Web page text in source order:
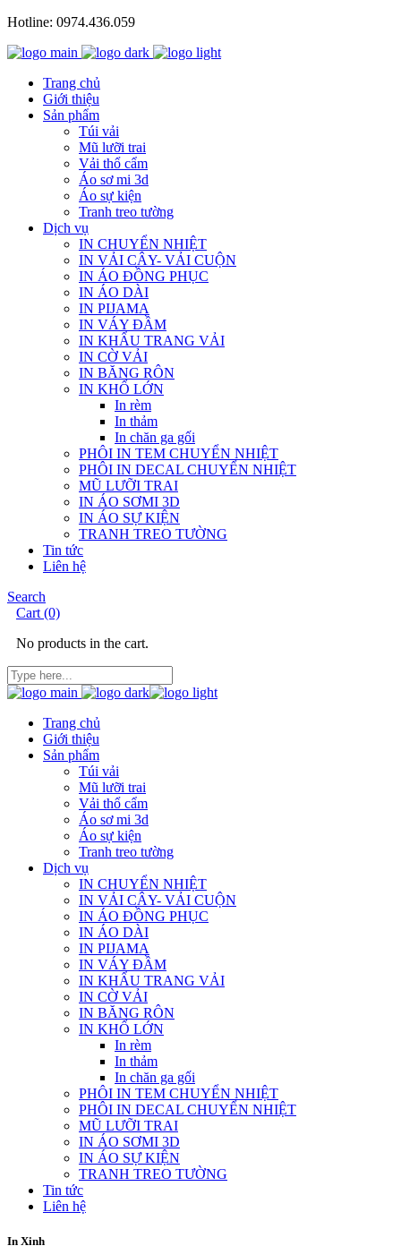
Hotline: 0974.436.059
Trang chủ
Giới thiệu
Sản phẩm
Túi vải
Mũ lưỡi trai
Vải thổ cẩm
Áo sơ mi 3d
Áo sự kiện
Tranh treo tường
Dịch vụ
IN CHUYỂN NHIỆT
IN VẢI CÂY- VẢI CUỘN
IN ÁO ĐỒNG PHỤC
IN ÁO DÀI
IN PIJAMA
IN VÁY ĐẦM
IN KHẨU TRANG VẢI
IN CỜ VẢI
IN BĂNG RÔN
IN KHỔ LỚN
In rèm
In thảm
In chăn ga gối
PHÔI IN TEM CHUYỂN NHIỆT
PHÔI IN DECAL CHUYỂN NHIỆT
MŨ LƯỠI TRAI
IN ÁO SƠMI 3D
IN ÁO SỰ KIỆN
TRANH TREO TƯỜNG
Tin tức
Liên hệ
Search
Cart (0)
No products in the cart.
Trang chủ
Giới thiệu
Sản phẩm
Túi vải
Mũ lưỡi trai
Vải thổ cẩm
Áo sơ mi 3d
Áo sự kiện
Tranh treo tường
Dịch vụ
IN CHUYỂN NHIỆT
IN VẢI CÂY- VẢI CUỘN
IN ÁO ĐỒNG PHỤC
IN ÁO DÀI
IN PIJAMA
IN VÁY ĐẦM
IN KHẨU TRANG VẢI
IN CỜ VẢI
IN BĂNG RÔN
IN KHỔ LỚN
In rèm
In thảm
In chăn ga gối
PHÔI IN TEM CHUYỂN NHIỆT
PHÔI IN DECAL CHUYỂN NHIỆT
MŨ LƯỠI TRAI
IN ÁO SƠMI 3D
IN ÁO SỰ KIỆN
TRANH TREO TƯỜNG
Tin tức
Liên hệ
In Xinh